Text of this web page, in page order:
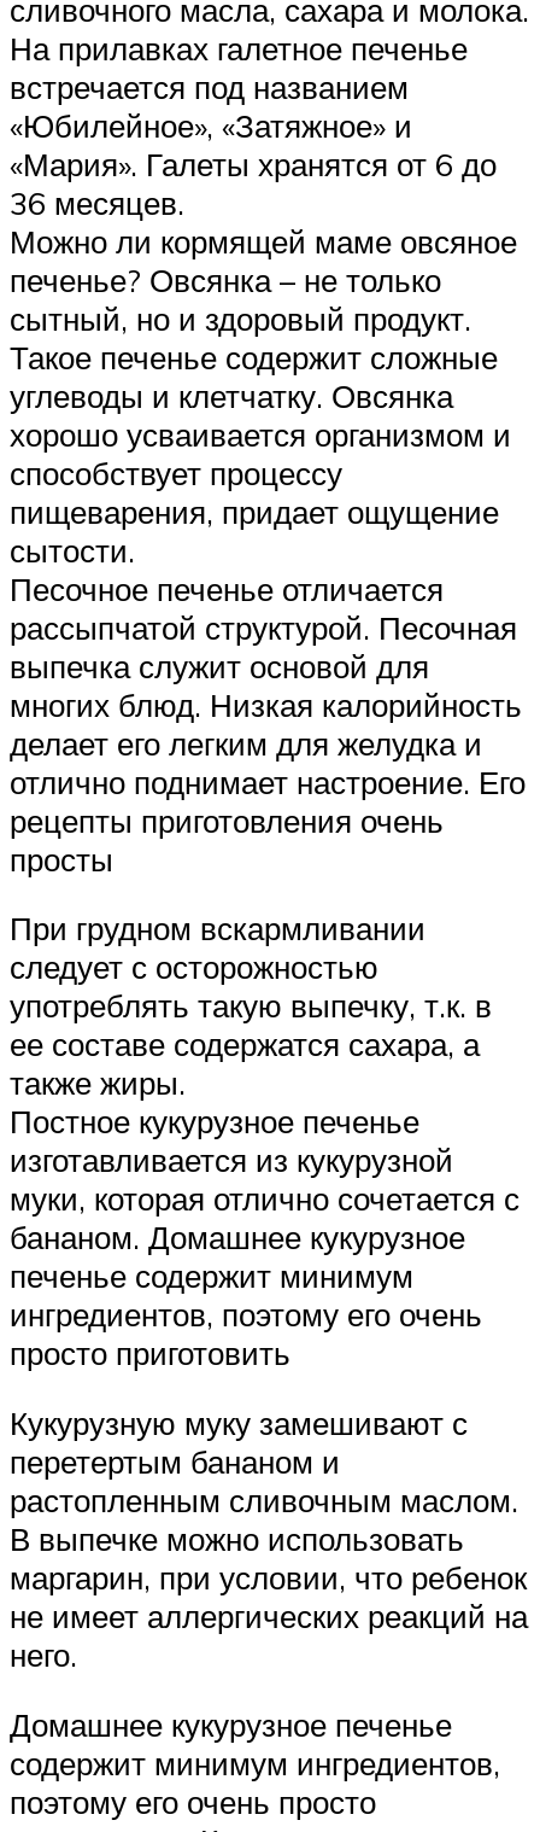
сливочного масла, сахара и молока.
На прилавках галетное печенье
встречается под названием
«Юбилейное», «Затяжное» и
«Мария». Галеты хранятся от 6 до
36 месяцев.
Можно ли кормящей маме овсяное
печенье? Овсянка – не только
сытный, но и здоровый продукт.
Такое печенье содержит сложные
углеводы и клетчатку. Овсянка
хорошо усваивается организмом и
способствует процессу
пищеварения, придает ощущение
сытости.
Песочное печенье отличается
рассыпчатой структурой. Песочная
выпечка служит основой для
многих блюд. Низкая калорийность
делает его легким для желудка и
отлично поднимает настроение. Его
рецепты приготовления очень
просты
При грудном вскармливании
следует с осторожностью
употреблять такую выпечку, т.к. в
ее составе содержатся сахара, а
также жиры.
Постное кукурузное печенье
изготавливается из кукурузной
муки, которая отлично сочетается с
бананом. Домашнее кукурузное
печенье содержит минимум
ингредиентов, поэтому его очень
просто приготовить
Кукурузную муку замешивают с
перетертым бананом и
растопленным сливочным маслом.
В выпечке можно использовать
маргарин, при условии, что ребенок
не имеет аллергических реакций на
него.
Домашнее кукурузное печенье
содержит минимум ингредиентов,
поэтому его очень просто